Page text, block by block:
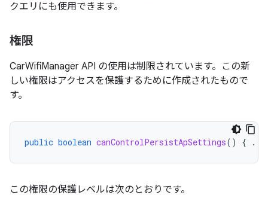
クエリにも使用できます。
権限
CarWifiManager API の使用は制限されています。この新
しい権限はアクセスを保護するために作成されたもので
す。
public boolean canControlPersistApSettings() { ...
この権限の保護レベルは次のとおりです。